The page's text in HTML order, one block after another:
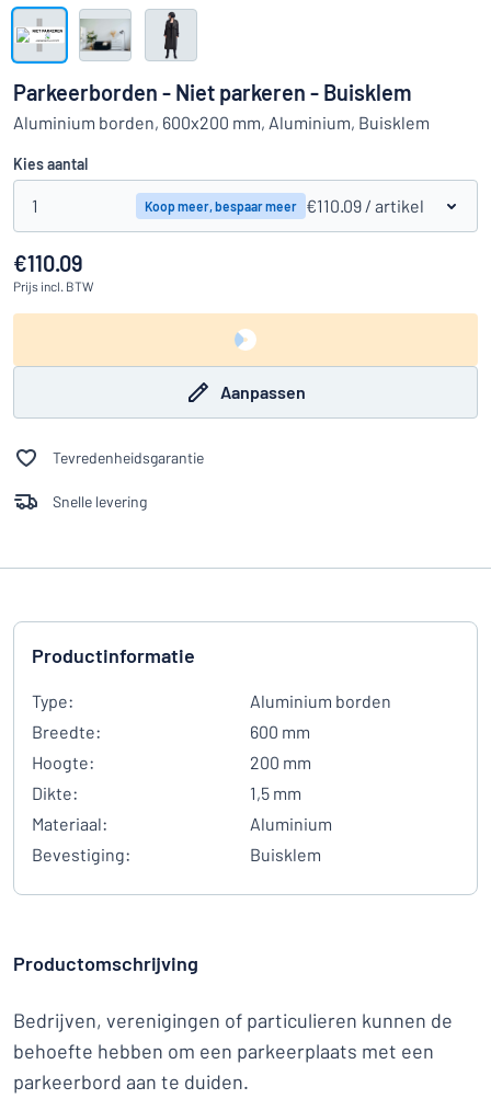
Kun je niet vinden wat je zoekt? Ontwerp uw bord hier
Toon alle categorieën
Inloggen
Klantenservice
Consument Bedrijf
Parkeerborden - Niet parkeren - Buisklem
Aluminium borden, 600x200 mm, Aluminium, Buisklem
Kies aantal
1 Koop meer, bespaar meer €110.09 / artikel
€110.09
Prijs incl. BTW
Aanpassen
Tevredenheidsgarantie
Snelle levering
Productinformatie
Type:
Aluminium borden
Breedte:
600 mm
Hoogte:
200 mm
Dikte:
1,5 mm
Materiaal:
Aluminium
Bevestiging:
Buisklem
Productomschrijving
Bedrijven, verenigingen of particulieren kunnen de
behoefte hebben om een parkeerplaats met een
parkeerbord aan te duiden.